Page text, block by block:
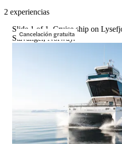
2 experiencias
Cancelación gratuita
Slide 1 of 1, Cruise ship on
Stavanger, Norway.